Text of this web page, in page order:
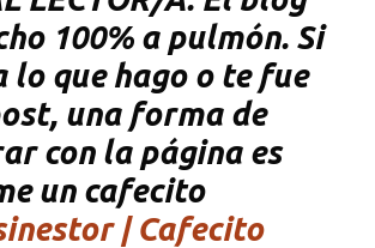
100% a pulmón. Si
lo que hago o te fue
una forma de
con la página es
un cafecito
| Cafecito